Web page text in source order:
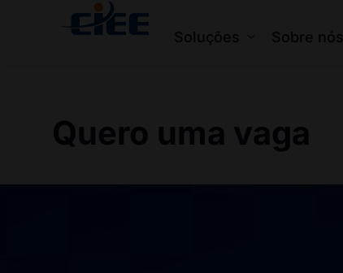
Soluções Sobre nós
Quero uma vaga